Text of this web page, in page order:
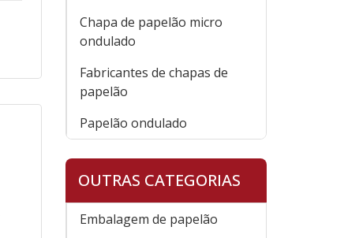
Chapa de papelão micro
ondulado
Fabricantes de chapas de
papelão
Papelão ondulado
OUTRAS CATEGORIAS
Embalagem de papelão